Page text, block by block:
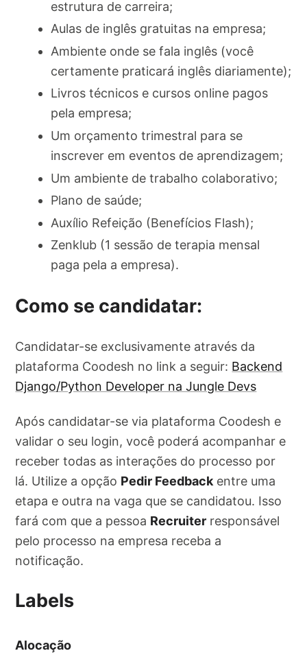
estrutura de carreira;
Aulas de inglês gratuitas na empresa;
Ambiente onde se fala inglês (você
certamente praticará inglês diariamente);
Livros técnicos e cursos online pagos
pela empresa;
Um orçamento trimestral para se
inscrever em eventos de aprendizagem;
Um ambiente de trabalho colaborativo;
Plano de saúde;
Auxílio Refeição (Benefícios Flash);
Zenklub (1 sessão de terapia mensal
paga pela a empresa).
Como se candidatar:
Candidatar-se exclusivamente através da
plataforma Coodesh no link a seguir: Backend
Django/Python Developer na Jungle Devs
Após candidatar-se via plataforma Coodesh e
validar o seu login, você poderá acompanhar e
receber todas as interações do processo por
lá. Utilize a opção Pedir Feedback entre uma
etapa e outra na vaga que se candidatou. Isso
fará com que a pessoa Recruiter responsável
pelo processo na empresa receba a
notificação.
Labels
Alocação